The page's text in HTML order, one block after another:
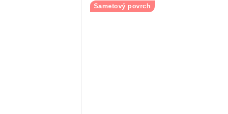
Sametový povrch